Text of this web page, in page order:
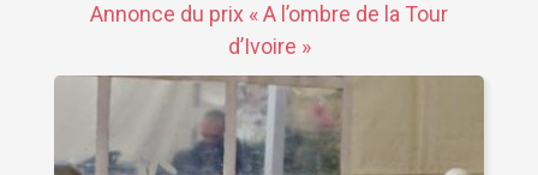
Annonce du prix « A l’ombre de la Tour
d’Ivoire »